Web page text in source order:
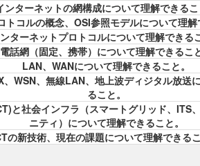
ンターネットの網構成について理解できる
トコルの概念、OSI参照モデルについて理
ターネットプロトコルについて理解できる
電話網（固定、携帯）について理解できるこ
LAN、WANについて理解できること。
、WSN、無線LAN、地上波ディジタル放送
ること。
と社会インフラ（スマートグリッド、ITS
ニティ）について理解できること。
の新技術、現在の課題について理解できる